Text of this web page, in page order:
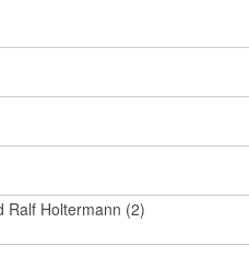
Ralf Holtermann (2)